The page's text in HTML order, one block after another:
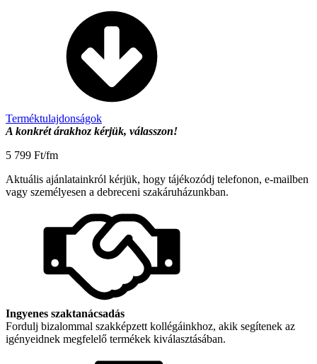
Terméktulajdonságok
A konkrét árakhoz kérjük, válasszon!
5 799 Ft/fm
Aktuális ajánlatainkról kérjük, hogy tájékozódj telefonon, e-mailben
vagy személyesen a debreceni szakáruházunkban.
Ingyenes szaktanácsadás
Fordulj bizalommal szakképzett kollégáinkhoz, akik segítenek az
igényeidnek megfelelő termékek kiválasztásában.